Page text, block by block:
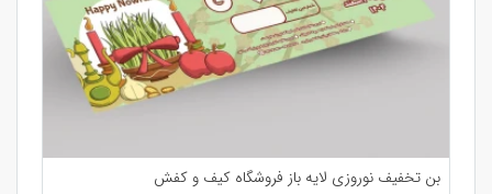
بن تخفیف نوروزی لایه باز فروشگاه کیف و کفش